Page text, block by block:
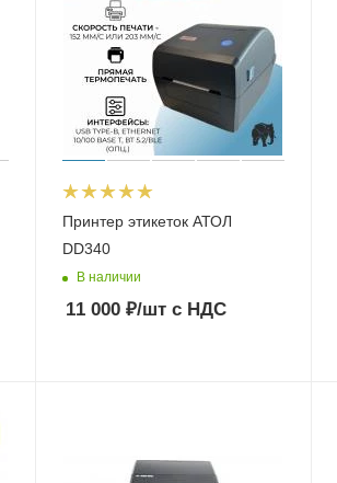
Принтер этикеток АТОЛ
DD340
В наличии
11 000 ₽/шт с НДС